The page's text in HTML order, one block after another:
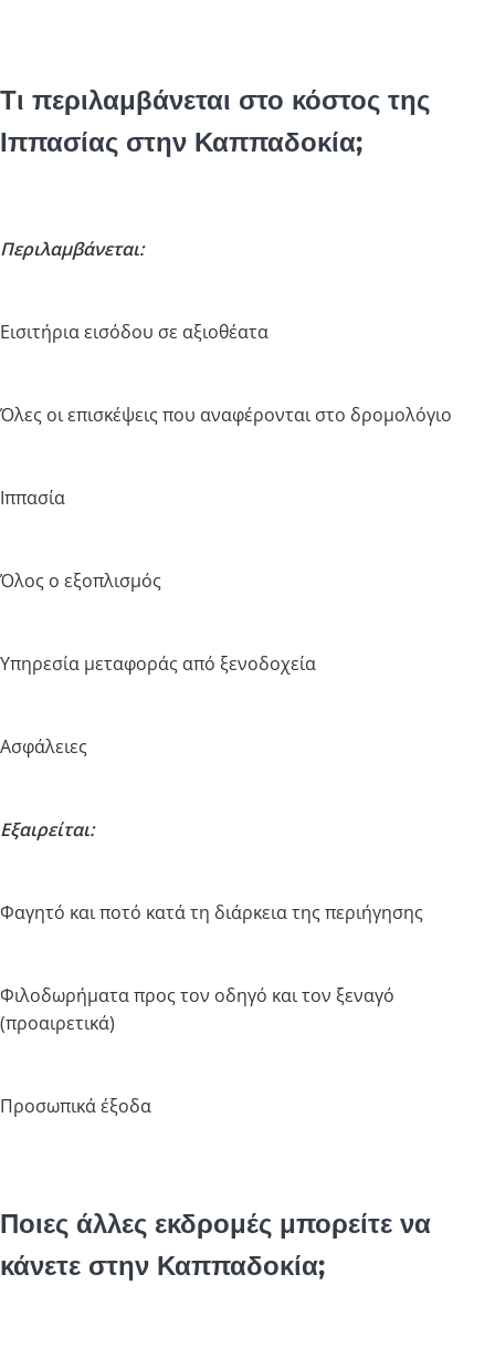
Τι περιλαμβάνεται στο κόστος της
Ιππασίας στην Καππαδοκία;
Περιλαμβάνεται:
Εισιτήρια εισόδου σε αξιοθέατα
Όλες οι επισκέψεις που αναφέρονται στο δρομολόγιο
Ιππασία
Όλος ο εξοπλισμός
Υπηρεσία μεταφοράς από ξενοδοχεία
Ασφάλειες
Εξαιρείται:
Φαγητό και ποτό κατά τη διάρκεια της περιήγησης
Φιλοδωρήματα προς τον οδηγό και τον ξεναγό
(προαιρετικά)
Προσωπικά έξοδα
Ποιες άλλες εκδρομές μπορείτε να
κάνετε στην Καππαδοκία;